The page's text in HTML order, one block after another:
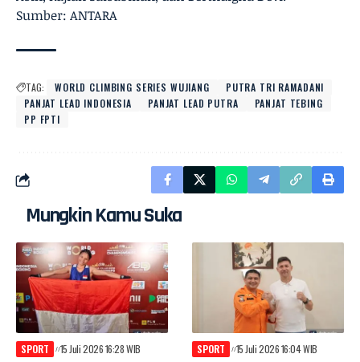
Sumber: ANTARA
TAG: WORLD CLIMBING SERIES WUJIANG
PUTRA TRI RAMADANI
PANJAT LEAD INDONESIA
PANJAT LEAD PUTRA
PANJAT TEBING
PP FPTI
Mungkin Kamu Suka
SPORT 15 Juli 2026 16:28 WIB SPORT 15 Juli 2026 16:04 WIB